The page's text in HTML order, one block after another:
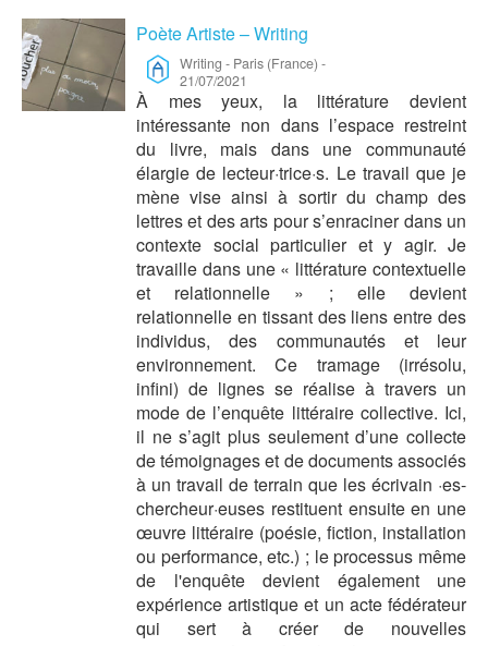
Poète Artiste – Writing
Writing - Paris (France) -
21/07/2021
À mes yeux, la littérature devient
intéressante non dans l’espace restreint
du livre, mais dans une communauté
élargie de lecteur·trice·s. Le travail que je
mène vise ainsi à sortir du champ des
lettres et des arts pour s’enraciner dans un
contexte social particulier et y agir. Je
travaille dans une « littérature contextuelle
et relationnelle » ; elle devient
relationnelle en tissant des liens entre des
individus, des communautés et leur
environnement. Ce tramage (irrésolu,
infini) de lignes se réalise à travers un
mode de l’enquête littéraire collective. Ici,
il ne s’agit plus seulement d’une collecte
de témoignages et de documents associés
à un travail de terrain que les écrivain ·es-
chercheur·euses restituent ensuite en une
œuvre littéraire (poésie, fiction, installation
ou performance, etc.) ; le processus même
de l'enquête devient également une
expérience artistique et un acte fédérateur
qui sert à créer de nouvelles